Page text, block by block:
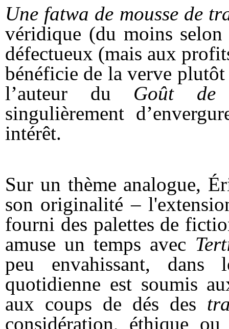
Une fatwa de mousse de
véridique (du moins
défectueux (mais aux
bénéficie de la verve
l’auteur du
Goût de
singulièrement
intérêt.
Sur un thème analogue,
son originalité –
fourni des palettes de
amuse un temps avec
peu envahissant,
quotidienne est soumis
aux coups de dés des
considération, éthique